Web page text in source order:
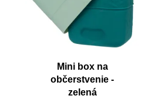
Mini box na
občerstvenie -
zelená